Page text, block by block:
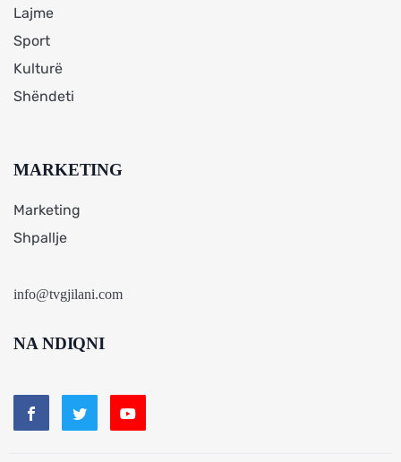
Lajme
Sport
Kulturë
Shëndeti
MARKETING
Marketing
Shpallje
info@tvgjilani.com
NA NDIQNI